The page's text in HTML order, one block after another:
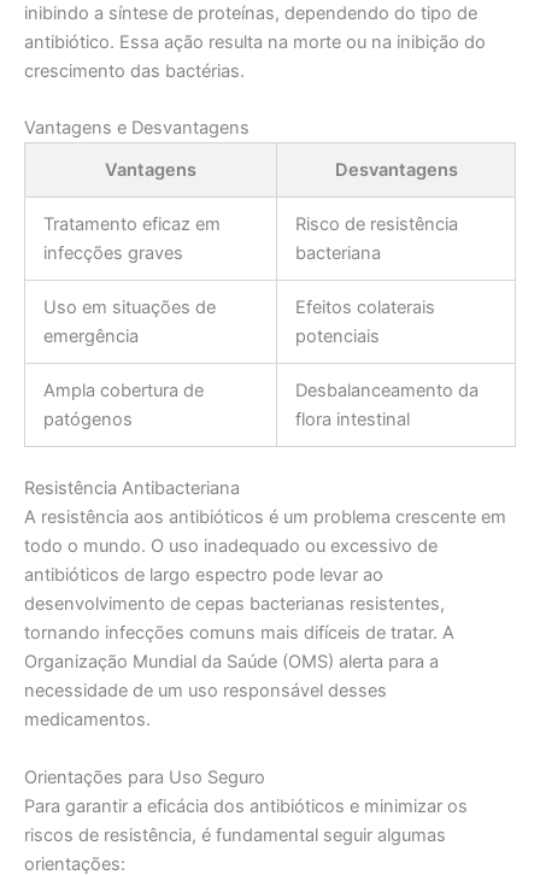
inibindo a síntese de proteínas, dependendo do tipo de
antibiótico. Essa ação resulta na morte ou na inibição do
crescimento das bactérias.
Vantagens e Desvantagens
Vantagens
Desvantagens
Tratamento eficaz em
infecções graves
Risco de resistência
bacteriana
Uso em situações de
emergência
Efeitos colaterais
potenciais
Ampla cobertura de
patógenos
Desbalanceamento da
flora intestinal
Resistência Antibacteriana
A resistência aos antibióticos é um problema crescente em
todo o mundo. O uso inadequado ou excessivo de
antibióticos de largo espectro pode levar ao
desenvolvimento de cepas bacterianas resistentes,
tornando infecções comuns mais difíceis de tratar. A
Organização Mundial da Saúde (OMS) alerta para a
necessidade de um uso responsável desses
medicamentos.
Orientações para Uso Seguro
Para garantir a eficácia dos antibióticos e minimizar os
riscos de resistência, é fundamental seguir algumas
orientações: